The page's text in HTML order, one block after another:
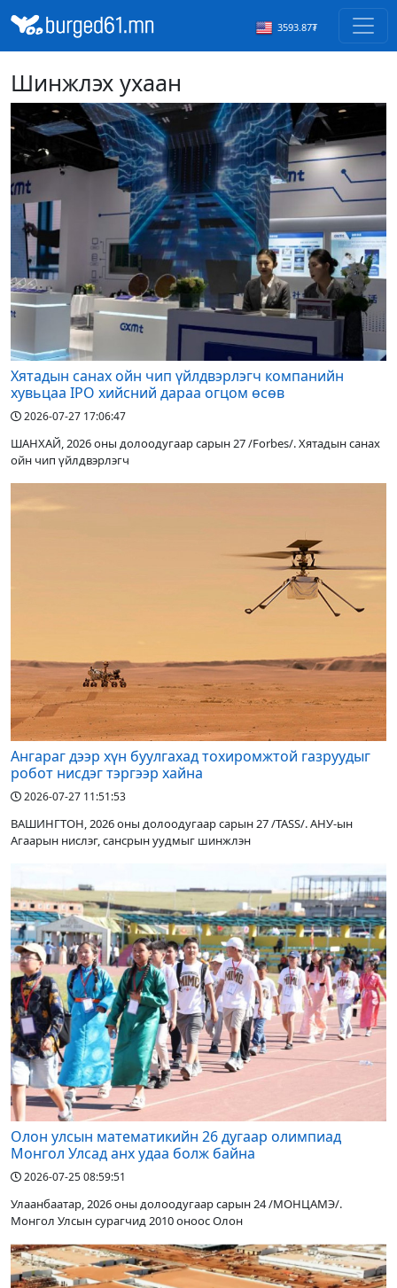
3593.87₮
Шинжлэх ухаан
Хятадын санах ойн чип үйлдвэрлэгч компанийн
хувьцаа IPO хийсний дараа огцом өсөв
2026-07-27 17:06:47
ШАНХАЙ, 2026 оны долоодугаар сарын 27 /Forbes/. Хятадын санах
ойн чип үйлдвэрлэгч
Ангараг дээр хүн буулгахад тохиромжтой газруудыг
робот нисдэг тэргээр хайна
2026-07-27 11:51:53
ВАШИНГТОН, 2026 оны долоодугаар сарын 27 /TASS/. АНУ-ын
Агаарын нислэг, сансрын уудмыг шинжлэн
Олон улсын математикийн 26 дугаар олимпиад
Монгол Улсад анх удаа болж байна
2026-07-25 08:59:51
Улаанбаатар, 2026 оны долоодугаар сарын 24 /МОНЦАМЭ/.
Монгол Улсын сурагчид 2010 оноос Олон